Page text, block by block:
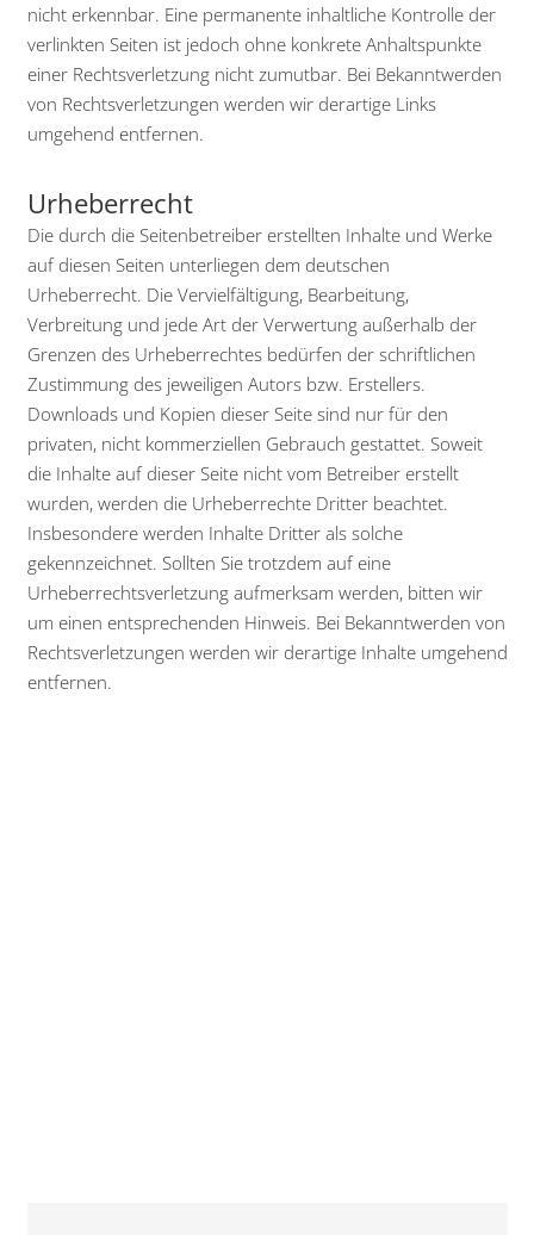
nicht erkennbar. Eine permanente inhaltliche Kontrolle der
verlinkten Seiten ist jedoch ohne konkrete Anhaltspunkte
einer Rechtsverletzung nicht zumutbar. Bei Bekanntwerden
von Rechtsverletzungen werden wir derartige Links
umgehend entfernen.
Urheberrecht
Die durch die Seitenbetreiber erstellten Inhalte und Werke
auf diesen Seiten unterliegen dem deutschen
Urheberrecht. Die Vervielfältigung, Bearbeitung,
Verbreitung und jede Art der Verwertung außerhalb der
Grenzen des Urheberrechtes bedürfen der schriftlichen
Zustimmung des jeweiligen Autors bzw. Erstellers.
Downloads und Kopien dieser Seite sind nur für den
privaten, nicht kommerziellen Gebrauch gestattet. Soweit
die Inhalte auf dieser Seite nicht vom Betreiber erstellt
wurden, werden die Urheberrechte Dritter beachtet.
Insbesondere werden Inhalte Dritter als solche
gekennzeichnet. Sollten Sie trotzdem auf eine
Urheberrechtsverletzung aufmerksam werden, bitten wir
um einen entsprechenden Hinweis. Bei Bekanntwerden von
Rechtsverletzungen werden wir derartige Inhalte umgehend
entfernen.